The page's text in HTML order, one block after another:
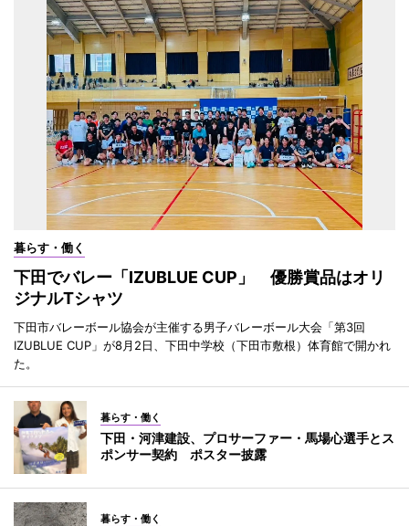
暮らす・働く
下田でバレー「IZUBLUE CUP」 優勝賞品はオリ
ジナルTシャツ
下田市バレーボール協会が主催する男子バレーボール大会「第3回
IZUBLUE CUP」が8月2日、下田中学校（下田市敷根）体育館で開かれ
た。
暮らす・働く
下田・河津建設、プロサーファー・馬場心選手とス
ポンサー契約 ポスター披露
暮らす・働く